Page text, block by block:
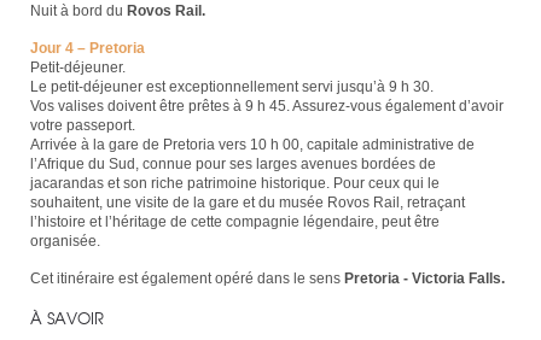
Nuit à bord du Rovos Rail.
Jour 4 – Pretoria
Petit-déjeuner.
Le petit-déjeuner est exceptionnellement servi jusqu’à 9 h 30.
Vos valises doivent être prêtes à 9 h 45. Assurez-vous également d’avoir
votre passeport.
Arrivée à la gare de Pretoria vers 10 h 00, capitale administrative de
l’Afrique du Sud, connue pour ses larges avenues bordées de
jacarandas et son riche patrimoine historique. Pour ceux qui le
souhaitent, une visite de la gare et du musée Rovos Rail, retraçant
l’histoire et l’héritage de cette compagnie légendaire, peut être
organisée.
Cet itinéraire est également opéré dans le sens Pretoria - Victoria Falls.
À SAVOIR